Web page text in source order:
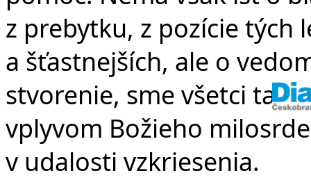
z prebytku, z pozície tých
a šťastnejších, ale o
stvorenie, sme všetci
vplyvom Božieho
v udalosti vzkriesenia.